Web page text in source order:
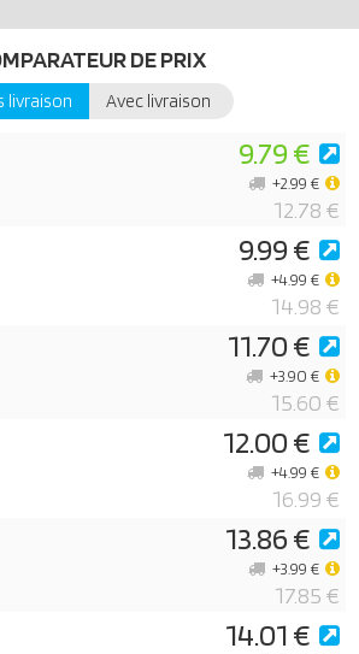
DE PRIX
livraison Avec livraison
9.79 €
12.78 €
+2.99 €
9.99 €
14.98 €
+4.99 €
11.70 €
15.60 €
+3.90 €
12.00 €
16.99 €
+4.99 €
13.86 €
17.85 €
+3.99 €
14.01 €